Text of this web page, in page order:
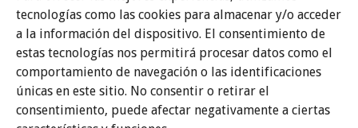
tecnologías como las cookies para almacenar y/o acceder
a la información del dispositivo. El consentimiento de
estas tecnologías nos permitirá procesar datos como el
comportamiento de navegación o las identificaciones
únicas en este sitio. No consentir o retirar el
consentimiento, puede afectar negativamente a ciertas
La colección de trajes de flamenca de Viviana Iorio presentada en We
love Flamenco 2018 se inspira en los aires de su tierra y en la mujer
‘tanguera’, maleva y con carácter, pero siempre sensual. La flamenca de
‘Tango’ -así se llama su nueva propuesta- se muestra en los talles largos,
que resaltan la figura, y en los escotes. Gasas …